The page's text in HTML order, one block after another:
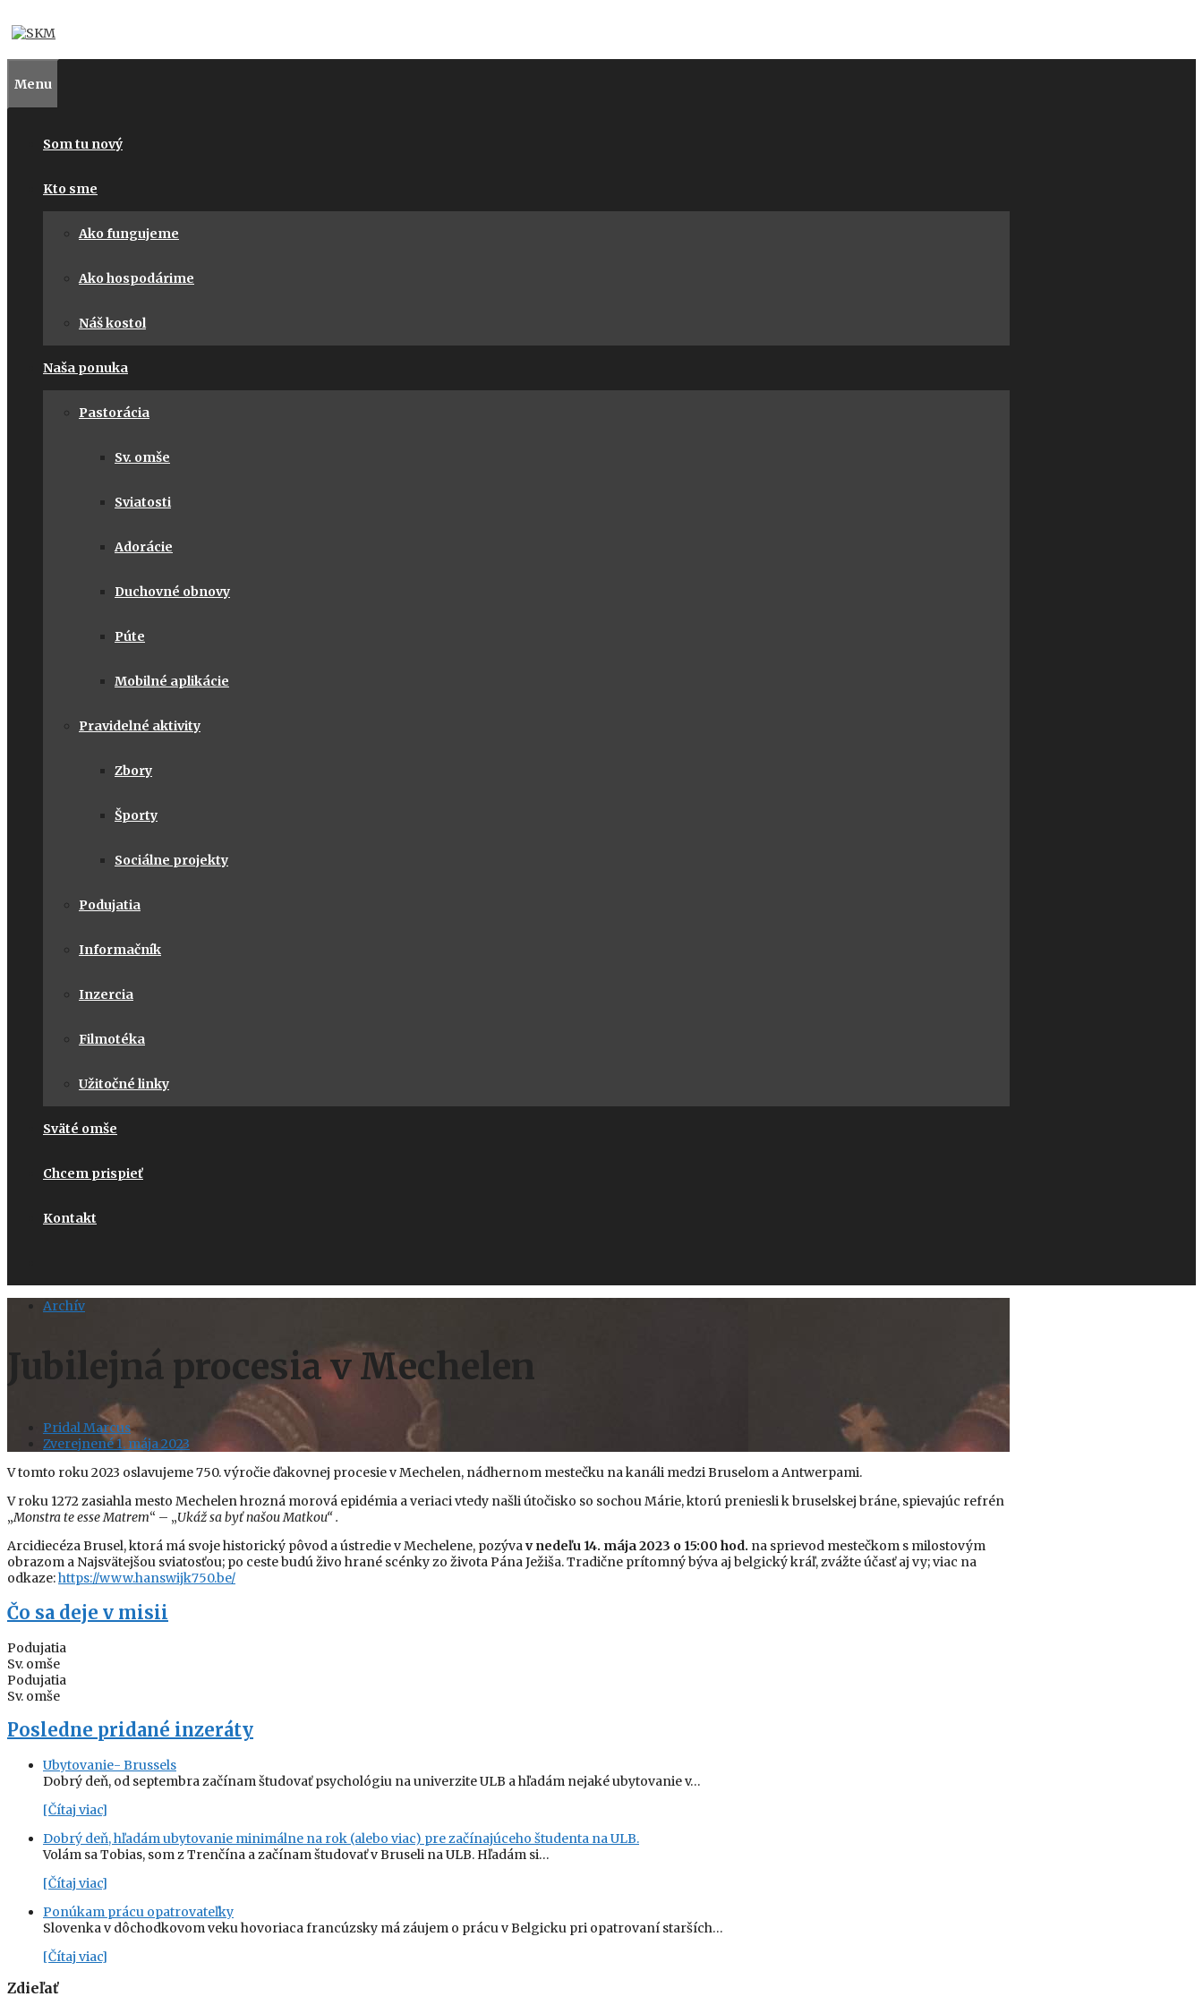
na
Menu
Som tu nový
Kto sme
Ako fungujeme
Ako hospodárime
Náš kostol
Naša ponuka
Pastorácia
Sv. omše
Sviatosti
Adorácie
Duchovné obnovy
Púte
Mobilné aplikácie
Pravidelné aktivity
Zbory
Športy
Sociálne projekty
Podujatia
Informačník
Inzercia
Filmotéka
Užitočné linky
Sväté omše
Chcem prispieť
Kontakt
Archív
Jubilejná procesia v Mechelen
PridalMarcus
Zverejnené1. mája 2023
V tomto roku 2023 oslavujeme 750. výročie ďakovnej procesie v Mechelen, nádhernom mestečku na kanáli medzi Bruselom a Antwerpami.
V roku 1272 zasiahla mesto Mechelen hrozná morová epidémia a veriaci vtedy našli útočisko so sochou Márie, ktorú preniesli k bruselskej bráne, spievajúc refrén
„Monstra te esse Matrem“ – „Ukáž sa byť našou Matkou“ .
Arcidiecéza Brusel, ktorá má svoje historický pôvod a ústredie v Mechelene, pozývav nedeľu 14. mája 2023 o 15:00 hod. na sprievod mestečkom s milostovým
obrazom a Najsvätejšou sviatosťou; po ceste budú živo hrané scénky zo života Pána Ježiša. Tradične prítomný býva aj belgický kráľ, zvážte účasť aj vy; viac na
odkaze:https://www.hanswijk750.be/
Čo sa deje v misii
Podujatia
Sv. omše
Podujatia
Sv. omše
Posledne pridané inzeráty
Ubytovanie- Brussels
Dobrý deň, od septembra začínam študovať psychológiu na univerzite ULB a hľadám nejaké ubytovanie v…
[Čítaj viac]
Dobrý deň, hľadám ubytovanie minimálne na rok (alebo viac) pre začínajúceho študenta na ULB.
Volám sa Tobias, som z Trenčína a začínam študovať v Bruseli na ULB. Hľadám si…
[Čítaj viac]
Ponúkam prácu opatrovateľky
Slovenka v dôchodkovom veku hovoriaca francúzsky má záujem o prácu v Belgicku pri opatrovaní starších…
[Čítaj viac]
Zdieľať